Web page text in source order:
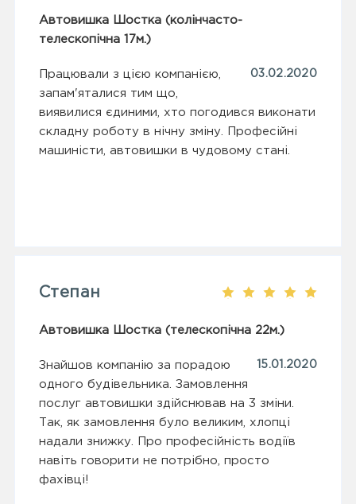
Автовишка Шостка (колінчасто-
телескопічна 17м.)
03.02.2020
Працювали з цією компанією,
запам'яталися тим що,
виявилися єдиними, хто погодився виконати
складну роботу в нічну зміну. Професійні
машиністи, автовишки в чудовому стані.
Степан
Автовишка Шостка (телескопічна 22м.)
15.01.2020
Знайшов компанію за порадою
одного будівельника. Замовлення
послуг автовишки здійснював на 3 зміни.
Так, як замовлення було великим, хлопці
надали знижку. Про професійність водіїв
навіть говорити не потрібно, просто
фахівці!